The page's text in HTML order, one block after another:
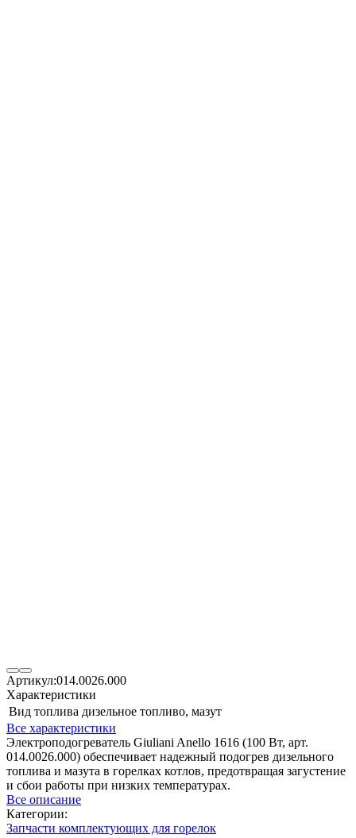
Артикул:014.0026.000
Характеристики
Вид топлива дизельное топливо, мазут
Все характеристики
Электроподогреватель Giuliani Anello 1616 (100 Вт, арт.
014.0026.000) обеспечивает надежный подогрев дизельного
топлива и мазута в горелках котлов, предотвращая загустение
и сбои работы при низких температурах.
Все описание
Категории:
Запчасти комплектующих для горелок